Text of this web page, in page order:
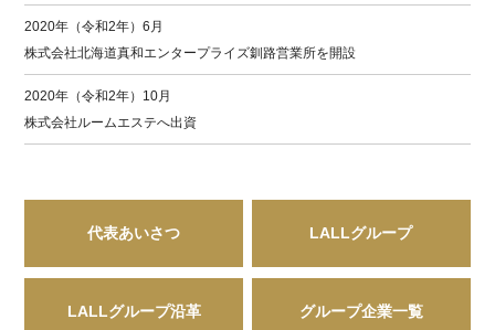
2020年（令和2年）6月
株式会社北海道真和エンタープライズ釧路営業所を開設
2020年（令和2年）10月
株式会社ルームエステへ出資
代表あいさつ LALLグループ
LALLグループ沿革 グループ企業一覧